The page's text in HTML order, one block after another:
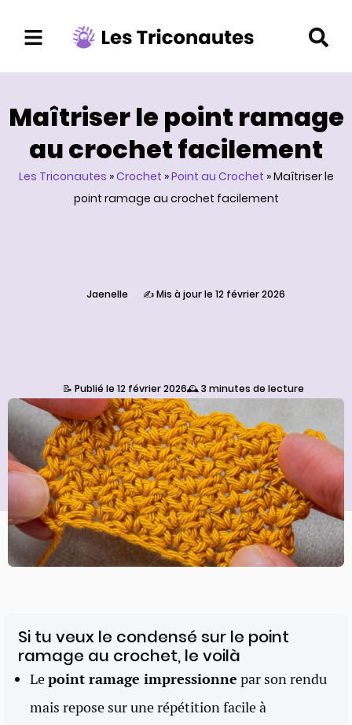
Aller
au
contenu
Maîtriser le point ramage
au crochet facilement
Les Triconautes »Crochet »Point au Crochet »Maîtriser le
point ramage au crochet facilement
Jaenelle ✍️ Mis à jour le 12 février 2026
📝 Publié le 12 février 2026🕰️ 3 minutes de lecture
Si tu veux le condensé sur le point
ramage au crochet, le voilà
Lepoint ramage impressionne par son rendu
mais repose sur une répétition facile à